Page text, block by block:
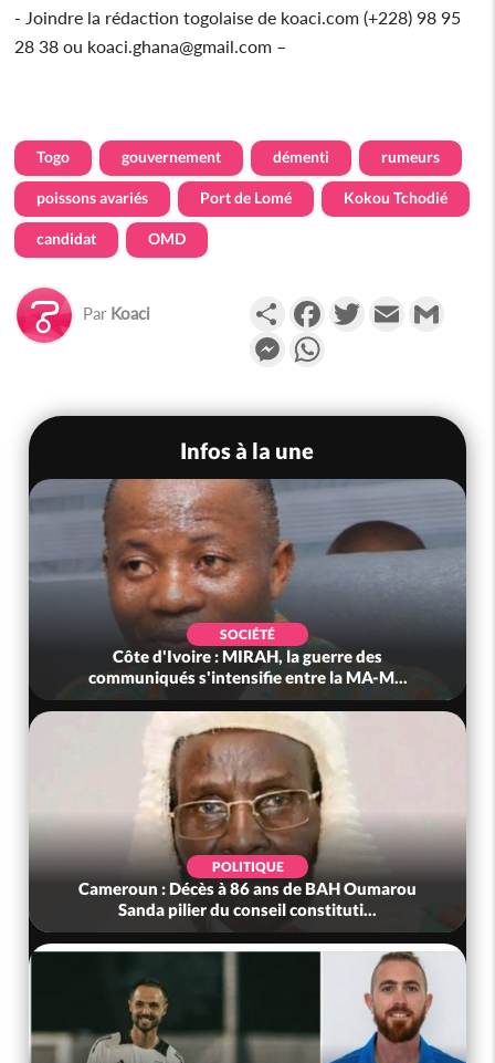
- Joindre la rédaction togolaise de koaci.com (+228) 98 95
28 38 ou koaci.ghana@gmail.com –
Togo gouvernement démenti rumeurs
poissons avariés Port de Lomé Kokou Tchodié
candidat OMD
Par Koaci PartagerFacebookTwitterEmail
Messenger
Infos à la une
SOCIÉTÉ
Côte d'Ivoire : MIRAH, la guerre des
communiqués s'intensifie entre la MA-M...
POLITIQUE
Cameroun : Décès à 86 ans de BAH Oumarou
Sanda pilier du conseil constituti...